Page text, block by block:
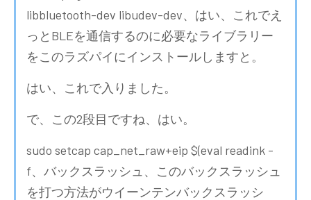
libbluetooth-dev libudev-dev、はい、これでえ
っとBLEを通信するのに必要なライブラリー
をこのラズパイにインストールしますと。
はい、これで入りました。
で、この2段目ですね、はい。
sudo setcap cap_net_raw+eip $(eval readink -
f、バックスラッシュ、このバックスラッシュ
を打つ方法がウイーンテンバックスラッシ